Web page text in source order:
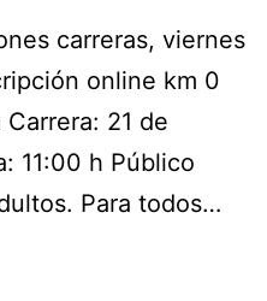
carreras, viernes
online km 0
21 de
11:00 h Público
Para todos…